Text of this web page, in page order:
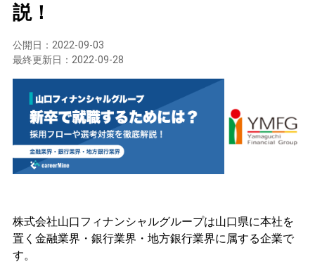
説！
公開日： 2022-09-03
最終更新日： 2022-09-28
株式会社山口フィナンシャルグループは山口県に本社を
置く金融業界・銀行業界・地方銀行業界に属する企業で
す。